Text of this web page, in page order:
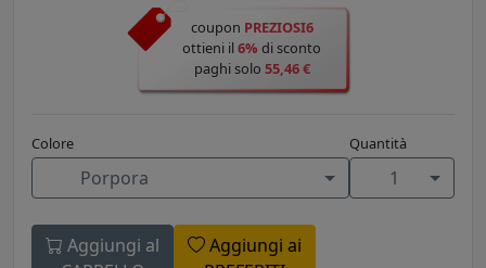
coupon PREZIOSI6
ottieni il6% di sconto
paghi solo 55,46 €
Colore
Porpora
Quantità
1
Aggiungi al
Aggiungi ai